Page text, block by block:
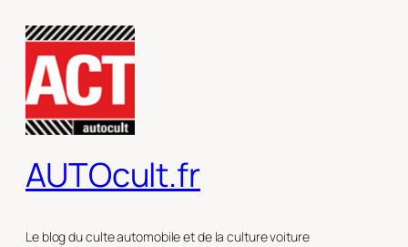
contenu
AUTOcult.fr
Le blog du culte automobile et de la culture voiture